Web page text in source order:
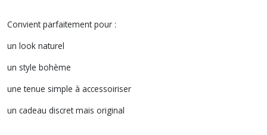
Convient parfaitement pour :
un look naturel
un style bohème
une tenue simple à accessoiriser
un cadeau discret mais original